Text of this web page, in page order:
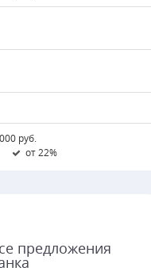
руб.
от 22%
предложения